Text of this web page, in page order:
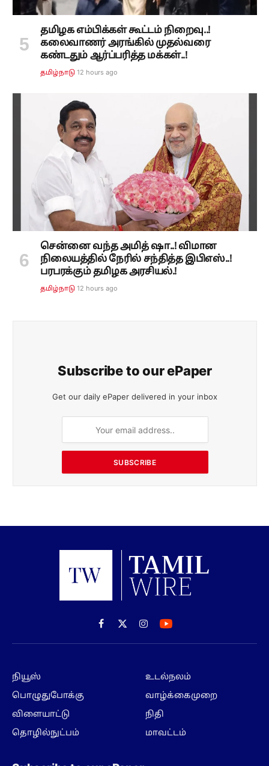
தமிழக எம்பிக்கள் கூட்டம் நிறைவு..!
கலைவாணர் அரங்கில் முதல்வரை
கண்டதும் ஆர்ப்பரித்த மக்கள்..!
தமிழ்நாடு 12 hours ago
சென்னை வந்த அமித் ஷா..! விமான
நிலையத்தில் நேரில் சந்தித்த இபிஎஸ்..!
பரபரக்கும் தமிழக அரசியல்.!
தமிழ்நாடு 12 hours ago
Subscribe to our ePaper
Get our daily ePaper delivered in your inbox
SUBSCRIBE
Facebook
X
(Twitter)
Instagram
நியூஸ்
பொழுதுபோக்கு
விளையாட்டு
தொழில்நுட்பம்
உடல்நலம்
வாழ்க்கைமுறை
நிதி
மாவட்டம்